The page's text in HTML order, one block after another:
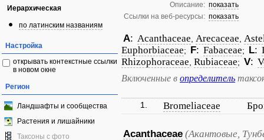
Иерархическая
по латинским названиям
Настройка
открывать контекстные ссылки
в новом окне
Регион
Ландшафты и сообщества
Растения и лишайники
Таксоны с фото
Описание: показать
Ссылки на веб-ресурсы: показать
A: Acanthaceae Arecaceae
Euphorbiaceae; F: Fabaceae; L:
Rhizophoraceae Rubiaceae; V:
Включенные в определитель
1. Bromeliaceae
Acanthaceae (Акантовые,